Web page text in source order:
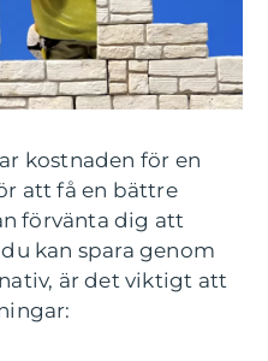
kostnaden för en
att få en bättre
förvänta dig att
kan spara genom
är det viktigt att